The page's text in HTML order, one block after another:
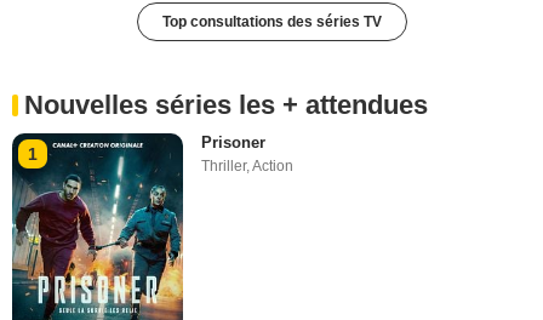
Top consultations des séries TV
Nouvelles séries les + attendues
1
Prisoner
Thriller,Action